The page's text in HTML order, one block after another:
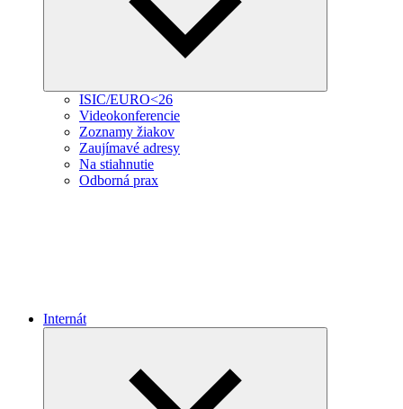
ISIC/EURO<26
Videokonferencie
Zoznamy žiakov
Zaujímavé adresy
Na stiahnutie
Odborná prax
Internát